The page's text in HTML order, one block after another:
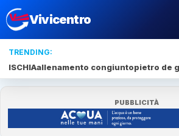
Vivicentro
TRENDING:
ISCHIAallenamento congiuntopietro de
PUBBLICITÀ